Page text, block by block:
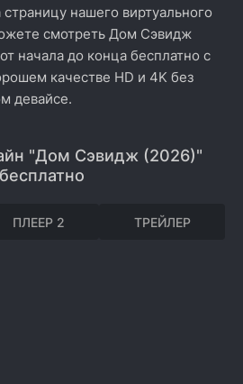
нашего виртуального
смотреть Дом Сэвидж
начала до конца бесплатно с
качестве HD и 4K без
девайсе.
"Дом Сэвидж (2026)"
бесплатно
ПЛЕЕР 2 ТРЕЙЛЕР